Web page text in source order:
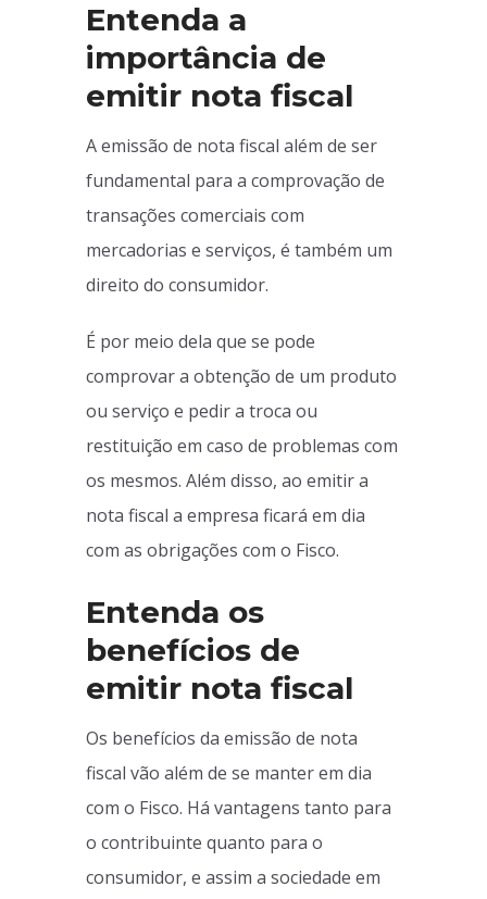
Entenda a
importância de
emitir nota fiscal
A emissão de nota fiscal além de ser
fundamental para a comprovação de
transações comerciais com
mercadorias e serviços, é também um
direito do consumidor.
É por meio dela que se pode
comprovar a obtenção de um produto
ou serviço e pedir a troca ou
restituição em caso de problemas com
os mesmos. Além disso, ao emitir a
nota fiscal a empresa ficará em dia
com as obrigações com o Fisco.
Entenda os
benefícios de
emitir nota fiscal
Os benefícios da emissão de nota
fiscal vão além de se manter em dia
com o Fisco. Há vantagens tanto para
o contribuinte quanto para o
consumidor, e assim a sociedade em